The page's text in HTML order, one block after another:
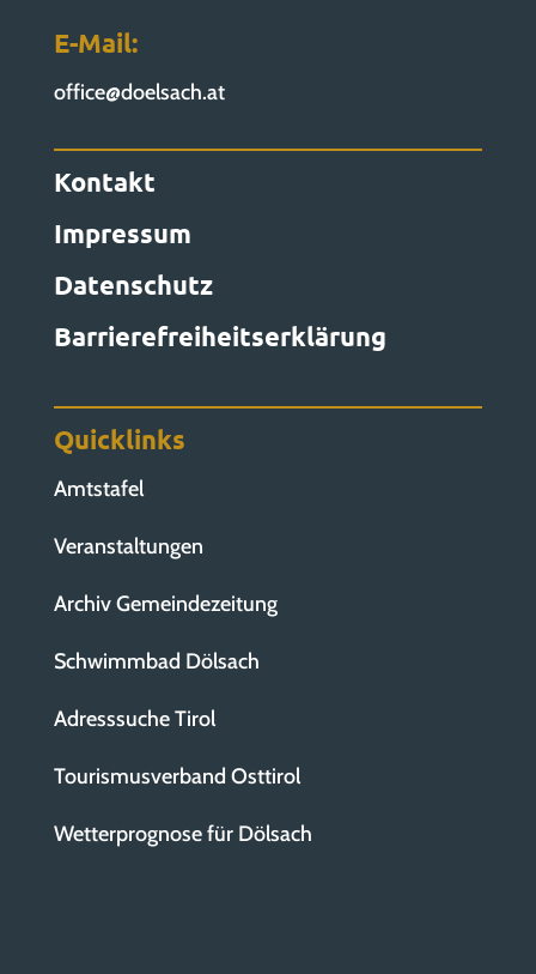
E-Mail:
office@doelsach.at
Kontakt
Impressum
Datenschutz
Barrierefreiheitserklärung
Quicklinks
Amtstafel
Veranstaltungen
Archiv Gemeindezeitung
Schwimmbad Dölsach
Adresssuche Tirol
Tourismusverband Osttirol
Wetterprognose für Dölsach